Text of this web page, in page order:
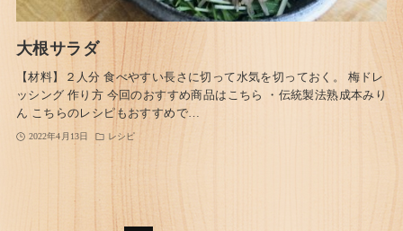
大根サラダ
【材料】２人分 食べやすい長さに切って水気を切っておく。 梅ドレ
ッシング 作り方 今回のおすすめ商品はこちら ・伝統製法熟成本みり
ん こちらのレシピもおすすめで…
2022年4月13日 レシピ